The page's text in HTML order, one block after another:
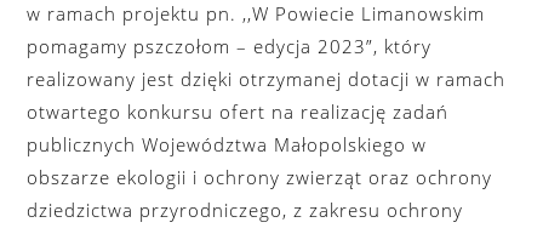
w ramach projektu pn. ,,W Powiecie Limanowskim
pomagamy pszczołom – edycja 2023”, który
realizowany jest dzięki otrzymanej dotacji w ramach
otwartego konkursu ofert na realizację zadań
publicznych Województwa Małopolskiego w
obszarze ekologii i ochrony zwierząt oraz ochrony
dziedzictwa przyrodniczego, z zakresu ochrony